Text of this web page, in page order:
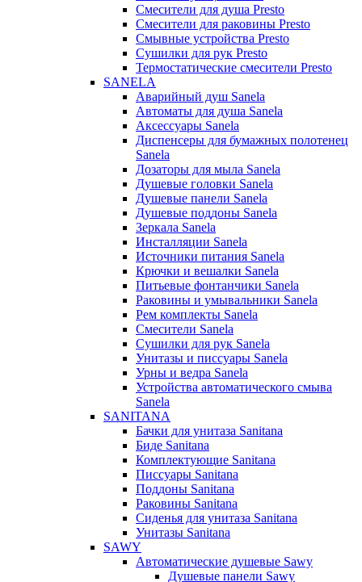
Смесители для душа Presto
Смесители для раковины Presto
Смывные устройства Presto
Сушилки для рук Presto
Термостатические смесители Presto
SANELA
Аварийный душ Sanela
Автоматы для душа Sanela
Аксессуары Sanela
Диспенсеры для бумажных полотенец
Sanela
Дозаторы для мыла Sanela
Душевые головки Sanela
Душевые панели Sanela
Душевые поддоны Sanela
Зеркала Sanela
Инсталляции Sanela
Источники питания Sanela
Крючки и вешалки Sanela
Питьевые фонтанчики Sanela
Раковины и умывальники Sanela
Рем комплекты Sanela
Смесители Sanela
Сушилки для рук Sanela
Унитазы и писсуары Sanela
Урны и ведра Sanela
Устройства автоматического смыва
Sanela
SANITANA
Бачки для унитаза Sanitana
Биде Sanitana
Комплектующие Sanitana
Писсуары Sanitana
Поддоны Sanitana
Раковины Sanitana
Сиденья для унитаза Sanitana
Унитазы Sanitana
SAWY
Автоматические душевые Sawy
Душевые панели Sawy